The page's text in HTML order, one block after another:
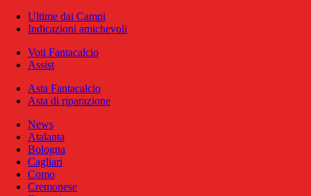
Ultime dai Campi
Indicazioni amichevoli
Voti Fantacalcio
Assist
Asta Fantacalcio
Asta di riparazione
News
Atalanta
Bologna
Cagliari
Como
Cremonese